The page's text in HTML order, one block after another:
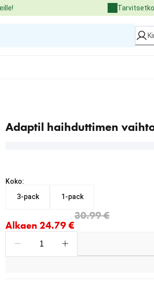
Adaptil haihduttimen
Koko:
3-pack
1-pack
Alkaen 24.79 €
Nykyinen hinta alkaen 24.79 €
30.99 €
alkuperäinen hinta 30.99 €